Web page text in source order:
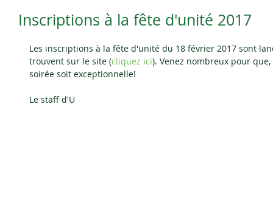
Inscriptions à la fête d'unité 2017
Les inscriptions à la fête d'unité du 18 février 2017 sont
trouvent sur le site (cliquez ici). Venez nombreux pour
soirée soit exceptionnelle!
Le staff d'U